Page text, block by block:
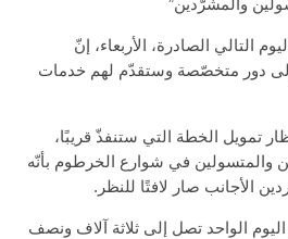
والمشرّدين”
التالي الصادرة، الأربعاء، إنّ
دور متخصّصة وستقدّم لهم خدمات
تمويل الخطة التي ستنفذّ قريبًا،
في شوارع الخرطوم بأنّه
الأجانب صار لافتًا للنظر.
الواحد تصل إلى ثلاثة آلاف ونصف